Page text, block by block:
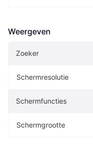
Weergeven
Zoeker
Schermresolutie
Schermfuncties
Schermgrootte